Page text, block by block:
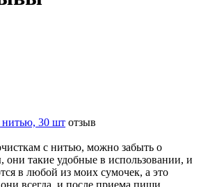
нитью, 30 шт отзыв
с нитью, можно забыть о
они такие удобные в использовании, и
в любой из моих сумочек, а это
всегда, и после приема пищи